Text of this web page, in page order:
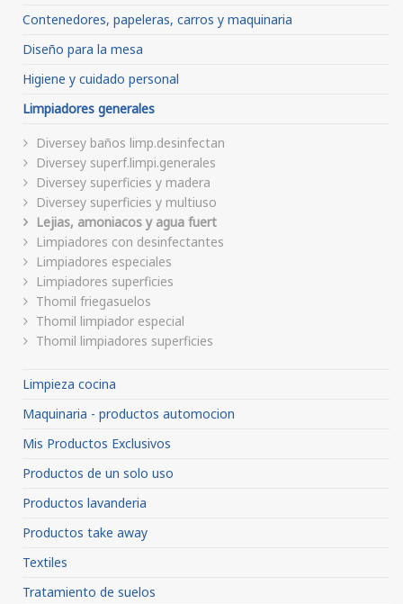
Contenedores, papeleras, carros y maquinaria
Diseño para la mesa
Higiene y cuidado personal
Limpiadores generales
Diversey baños limp.desinfectan
Diversey superf.limpi.generales
Diversey superficies y madera
Diversey superficies y multiuso
Lejias, amoniacos y agua fuert
Limpiadores con desinfectantes
Limpiadores especiales
Limpiadores superficies
Thomil friegasuelos
Thomil limpiador especial
Thomil limpiadores superficies
Limpieza cocina
Maquinaria - productos automocion
Mis Productos Exclusivos
Productos de un solo uso
Productos lavanderia
Productos take away
Textiles
Tratamiento de suelos